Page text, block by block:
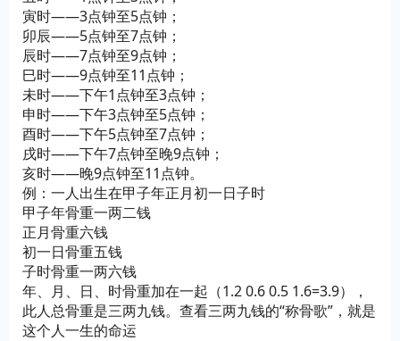
寅时——3点钟至5点钟；
卯辰——5点钟至7点钟；
辰时——7点钟至9点钟；
巳时——9点钟至11点钟；
未时——下午1点钟至3点钟；
申时——下午3点钟至5点钟；
酉时——下午5点钟至7点钟；
戌时——下午7点钟至晚9点钟；
亥时——晚9点钟至11点钟。
例：一人出生在甲子年正月初一日子时
甲子年骨重一两二钱
正月骨重六钱
初一日骨重五钱
子时骨重一两六钱
年、月、日、时骨重加在一起（1.2 0.6 0.5 1.6=3.9），
此人总骨重是三两九钱。查看三两九钱的“称骨歌”，就是
这个人一生的命运